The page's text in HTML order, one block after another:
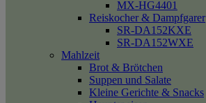
MX-HG4401
Reiskocher & Dampfgarer
SR-DA152KXE
SR-DA152WXE
Mahlzeit
Brot & Brötchen
Suppen und Salate
Kleine Gerichte & Snacks